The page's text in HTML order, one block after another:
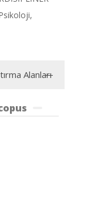
Alanları